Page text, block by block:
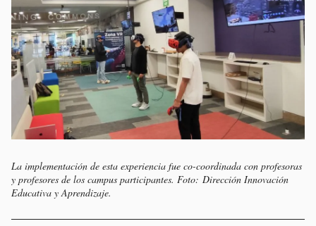
La implementación de esta experiencia fue co-coordinada con profesoras
y profesores de los campus participantes. Foto: Dirección Innovación
Educativa y Aprendizaje.